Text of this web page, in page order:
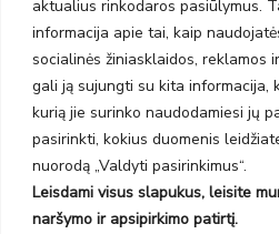
aktualius rinkodaros pasiūlymus.
informacija apie tai, kaip
socialinės žiniasklaidos, reklamos
gali ją sujungti su kita informacija,
kurią jie surinko naudodamiesi jų
pasirinkti, kokius duomenis
nuorodą „Valdyti pasirinkimus“.
Leisdami visus slapukus, leisite
naršymo ir apsipirkimo patirtį.
Prenumeruokite ir gaukite
leidimo kolekcijas.
SIŲSTI